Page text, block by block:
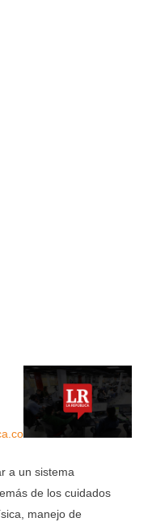
a un sistema
de los cuidados
manejo de